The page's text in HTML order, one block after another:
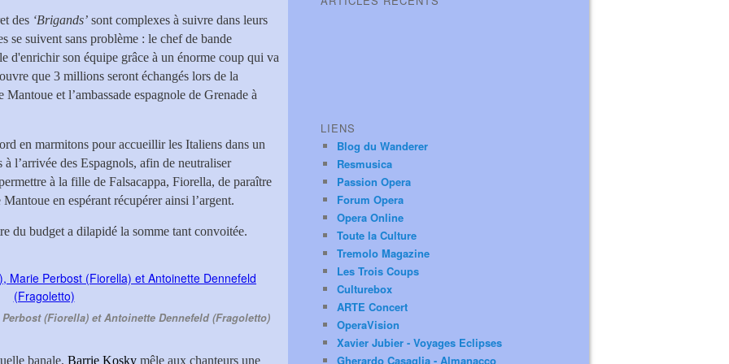
des ‘Brigands’ sont complexes à suivre dans leurs
se suivent sans problème : le chef de bande
d'enrichir son équipe grâce à un énorme coup qui va
que 3 millions seront échangés lors de la
et l’ambassade espagnole de Grenade à
en marmitons pour accueillir les Italiens dans un
l’arrivée des Espagnols, afin de neutraliser
à la fille de Falsacappa, Fiorella, de paraître
en espérant récupérer ainsi l’argent.
du budget a dilapidé la somme tant convoitée.
(Fiorella) et Antoinette Dennefeld (Fragoletto)
banale, Barrie Kosky mêle aux chanteurs une
LIENS
Blog du Wanderer
Resmusica
Passion Opera
Forum Opera
Opera Online
Toute la Culture
Tremolo Magazine
Les Trois Coups
Culturebox
ARTE Concert
OperaVision
Xavier Jubier - Voyages Eclipses
Gherardo Casaglia - Almanacco